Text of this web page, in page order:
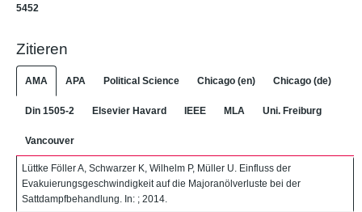
5452
Zitieren
AMA APA Political Science Chicago (en) Chicago (de)
Din 1505-2 Elsevier Havard IEEE MLA Uni. Freiburg
Vancouver
Lüttke Föller A, Schwarzer K, Wilhelm P, Müller U. Einfluss der
Evakuierungsgeschwindigkeit auf die Majoranölverluste bei der
Sattdampfbehandlung. In: ; 2014.